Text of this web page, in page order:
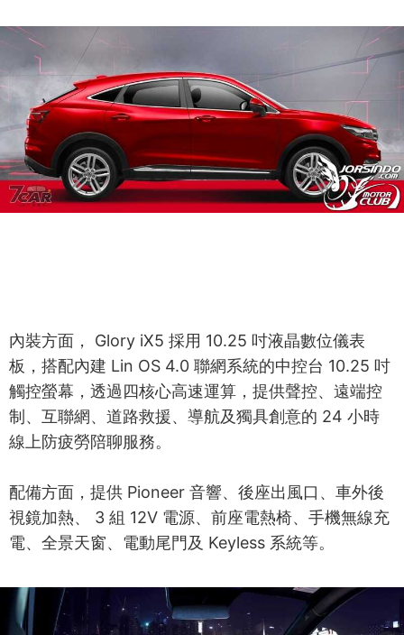
內裝方面， Glory iX5 採用 10.25 吋液晶數位儀表
板，搭配內建 Lin OS 4.0 聯網系統的中控台 10.25 吋
觸控螢幕，透過四核心高速運算，提供聲控、遠端控
制、互聯網、道路救援、導航及獨具創意的 24 小時
線上防疲勞陪聊服務。
配備方面，提供 Pioneer 音響、後座出風口、車外後
視鏡加熱、 3 組 12V 電源、前座電熱椅、手機無線充
電、全景天窗、電動尾門及 Keyless 系統等。